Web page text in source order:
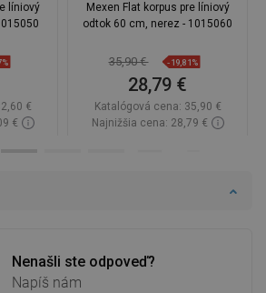
Nenašli ste odpoveď?
Napíš nám
líniový
€
€
Mexen Flat korpus pre líniový
odtok 60 cm, nerez - 1015060
35,90 € -19,81%
28,79 €
Katalógová cena: 35,90 €
Najnižšia cena: 28,79 €